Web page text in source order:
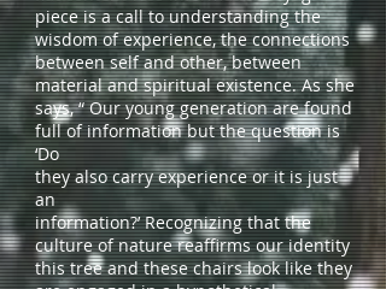
piece is a call to understanding the
wisdom of experience, the connections
between self and other, between
material and spiritual existence. As she
says, “ Our young generation are found
full of information but the question is
‘Do
they also carry experience or it is just
an
information?’ Recognizing that the
culture of nature reaffirms our identity
this tree and these chairs look like they